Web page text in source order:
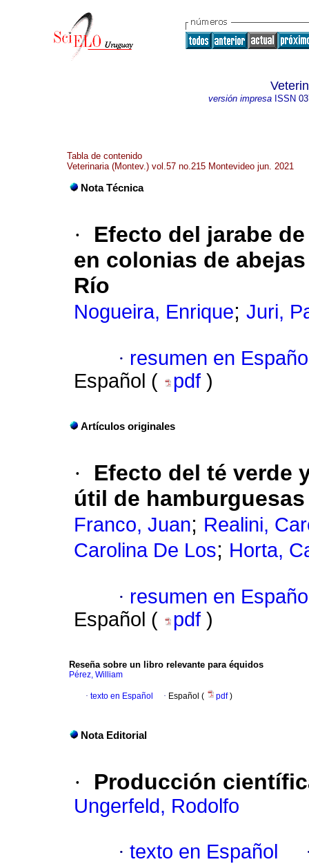
versión impresaISSN
Tabla de contenido
Veterinaria (Montev.) vol.57 no.215 Montevideo jun. 2021
Nota Técnica
·
Efecto del jarabe
en colonias de
Río
Nogueira, Enrique; Juri,
· resumen en
Español (
pdf )
Artículos originales
·
Efecto del té verde
útil de
Franco, Juan; Realini,
Carolina De Los; Horta,
· resumen en
Español (
pdf )
Reseña sobre un libro relevante para équidos
Pérez, William
· texto en Español · Español ( pdf)
Nota Editorial
· Producción
Ungerfeld, Rodolfo
· texto en Español